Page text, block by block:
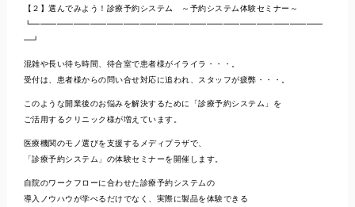
【２】選んでみよう！診療予約システム ～予約システム体験セミナー～
┗━━━━━━━━━━━━━━━━━━━━━━━━━━━━━━━━━━━
━┛
混雑や長い待ち時間、待合室で患者様がイライラ・・・。
受付は、患者様からの問い合せ対応に追われ、スタッフが疲弊・・・。
このような開業後のお悩みを解決するために「診療予約システム」を
ご活用するクリニック様が増えています。
医療機関のモノ選びを支援するメディプラザで、
「診療予約システム」の体験セミナーを開催します。
自院のワークフローに合わせた診療予約システムの
導入ノウハウが学べるだけでなく、実際に製品を体験できる